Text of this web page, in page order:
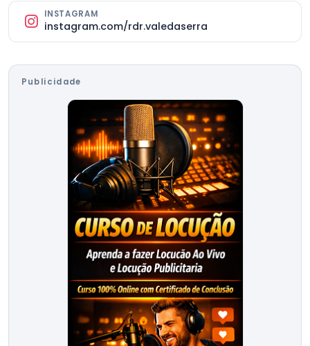
INSTAGRAM
instagram.com/rdr.valedaserra
Publicidade